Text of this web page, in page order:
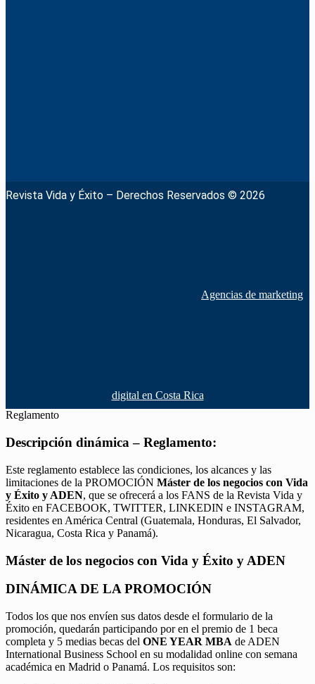
Revista Vida y Éxito – Derechos Reservados © 2026
Agencias de marketing
digital en Costa Rica
Reglamento
Descripción dinámica – Reglamento:
Este reglamento establece las condiciones, los alcances y las
limitaciones de la PROMOCIÓN Máster de los negocios con Vida
y Éxito y ADEN, que se ofrecerá a los FANS de la Revista Vida y
Éxito en FACEBOOK, TWITTER, LINKEDIN e INSTAGRAM,
residentes en América Central (Guatemala, Honduras, El Salvador,
Nicaragua, Costa Rica y Panamá).
Máster de los negocios con Vida y Éxito y ADEN
DINÁMICA DE LA PROMOCIÓN
Todos los que nos envíen sus datos desde el formulario de la
promoción, quedarán participando por en el premio de 1 beca
completa y 5 medias becas del ONE YEAR MBA de ADEN
International Business School en su modalidad online con semana
académica en Madrid o Panamá. Los requisitos son: